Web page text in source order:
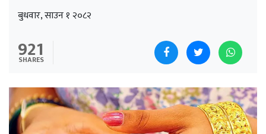
बुधवार, साउन १ २०८२
921
SHARES